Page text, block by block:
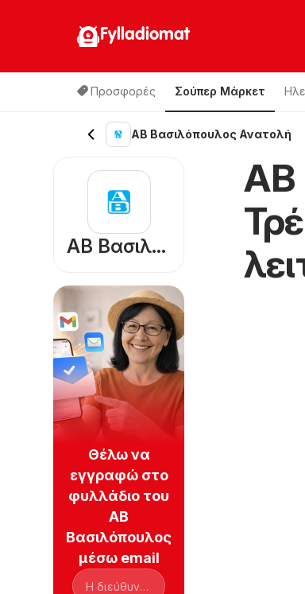
Fylladiomat
Προσφορές Σούπερ Μάρκετ
ΑΒ Βασιλόπουλος Ανατολή
ΑΒ
ΑΒ Βασιλόπουλος
Θέλω να
εγγραφώ στο
φυλλάδιο του
ΑΒ
Βασιλόπουλος
μέσω email